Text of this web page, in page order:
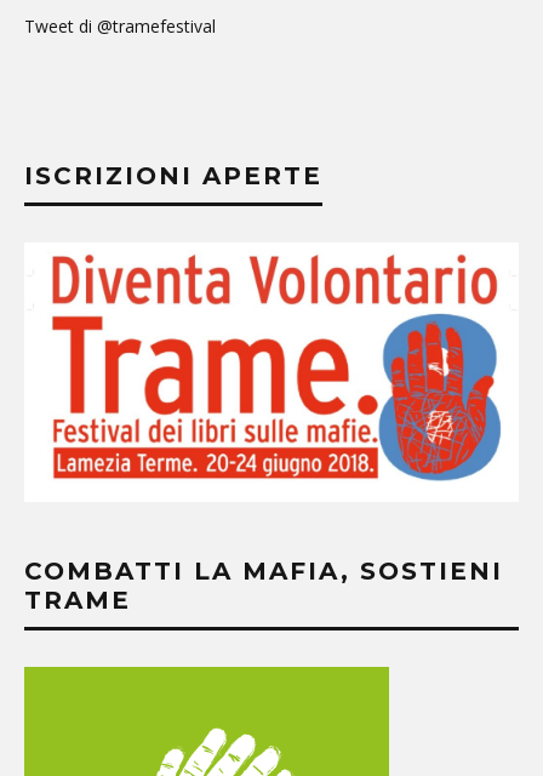
Tweet di @tramefestival
ISCRIZIONI APERTE
COMBATTI LA MAFIA, SOSTIENI
TRAME